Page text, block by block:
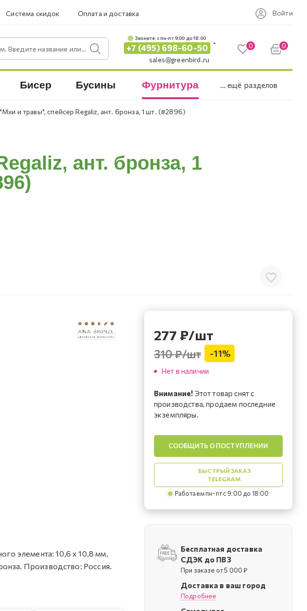
Система скидок Оплата и доставка Войти
название или артикул.
Звоните: c пн-пт 9:00 до 18:00
+7 (495) 698-60-50
sales@greenbird.ru
0 0
Бисер Бусины Фурнитура ... ещё разделов
"Мхи и травы", спейсер Regaliz, ант. бронза, 1 шт. (#2896)
ант. бронза, 1
элемента: 10,6 х 10,8 мм,
Производство: Россия.
277 ₽/шт
310 ₽/шт -11%
Нет в наличии
Внимание! Этот товар снят с
производства, продаем последние
экземпляры.
СООБЩИТЬ О ПОСТУПЛЕНИИ
БЫСТРЫЙ ЗАКАЗ
TELEGRAM
Работаем пн-пт с 9:00 до 18:00
Бесплатная доставка
СДЭК до ПВЗ
При заказе от 5 000 ₽
Доставка в ваш город
Подробнее